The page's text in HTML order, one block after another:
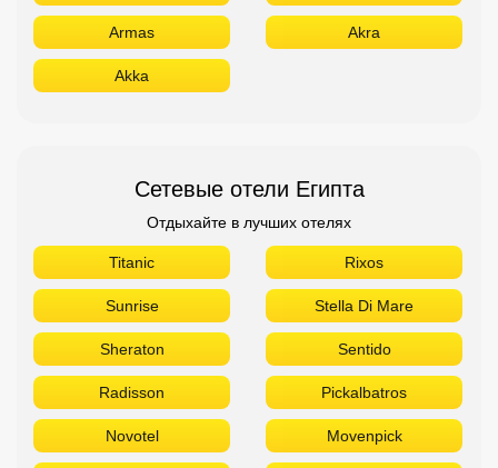
Armas Akra
Akka
Сетевые отели Египта
Отдыхайте в лучших отелях
Titanic Rixos
Sunrise Stella Di Mare
Sheraton Sentido
Radisson Pickalbatros
Novotel Movenpick